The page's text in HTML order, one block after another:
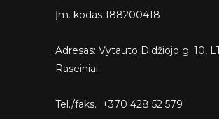
Įm. kodas 188200418
Adresas: Vytauto Didžiojo g. 10,
Raseiniai
Tel./faks. +370 428 52 579